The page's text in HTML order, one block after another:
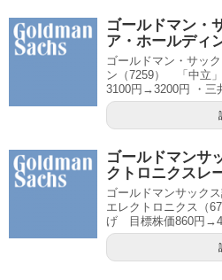
ゴールドマン・
ア・ホールディ
ゴールドマン・サッ
ン（7259） 「中立
3100円→3200円 ・三
ゴールドマンサ
クトロニクスレ
ゴールドマンサック
エレクトロニクス（
げ 目標株価860円